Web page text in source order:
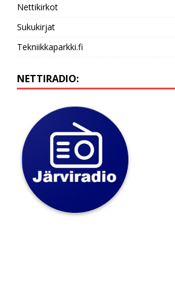
Nettikirkot
Sukukirjat
Tekniikkaparkki.fi
NETTIRADIO: